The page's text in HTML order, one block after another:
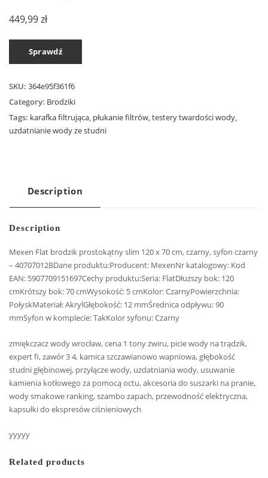
449,99zł
Sprawdź
SKU: 364e95f361f6
Category: Brodziki
Tags: karafka filtrująca, płukanie filtrów,testery twardości wody,
uzdatnianie wody ze studni
Description
Description
Mexen Flat brodzik prostokątny slim 120 x 70 cm, czarny, syfon czarny
– 40707012BDane produktu:Producent: MexenNr katalogowy: Kod
EAN: 5907709151697Cechy produktu:Seria: FlatDłuższy bok: 120
cmKrótszy bok: 70 cmWysokość: 5 cmKolor: CzarnyPowierzchnia:
PołyskMateriał: AkrylGłębokość: 12 mmŚrednica odpływu: 90
mmSyfon w komplecie: TakKolor syfonu: Czarny
zmiękczacz wody wrocław, cena 1 tony żwiru, picie wody na trądzik,
expert fi, zawór 3 4, kamica szczawianowo wapniowa, głębokość
studni głębinowej, przyłącze wody, uzdatniania wody, usuwanie
kamienia kotłowego za pomocą octu, akcesoria do suszarki na pranie,
wody smakowe ranking, szambo zapach, przewodność elektryczna,
kapsułki do ekspresów ciśnieniowych
yyyyy
Related products